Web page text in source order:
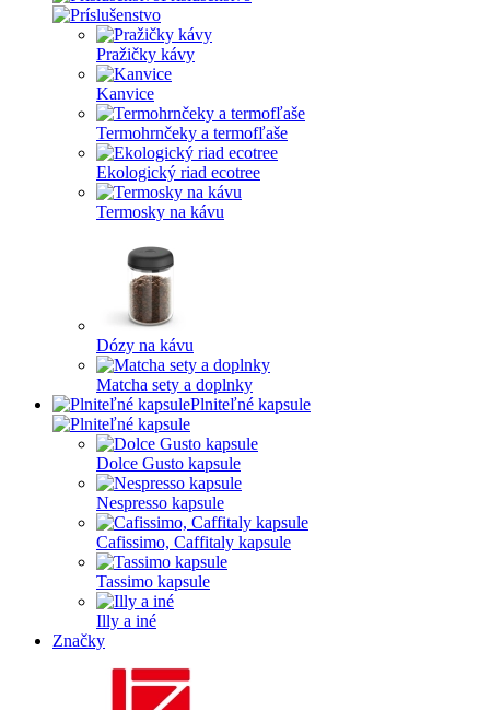
Pražičky kávy
Kanvice
Termohrnčeky a termofľaše
Ekologický riad ecotree
Termosky na kávu
Dózy na kávu
Matcha sety a doplnky
Plniteľné kapsule
Dolce Gusto kapsule
Nespresso kapsule
Cafissimo, Caffitaly kapsule
Tassimo kapsule
Illy a iné
Značky